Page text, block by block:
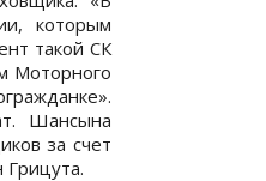
которым
такой СК
Моторного
Шансына
за счет
Грицута.